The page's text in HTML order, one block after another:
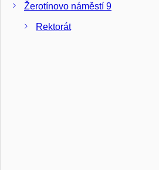
Žerotínovo náměstí 9
Rektorát